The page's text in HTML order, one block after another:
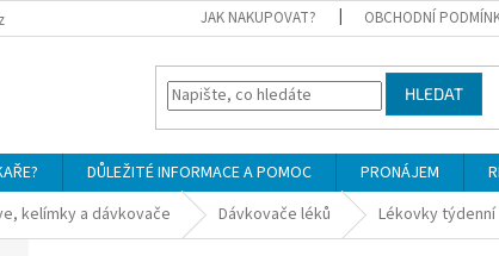
JAK NAKUPOVAT? OBCHODNÍ
HLEDAT
DŮLEŽITÉ INFORMACE A POMOC PRONÁJEM
kelímky a dávkovače Dávkovače léků Lékovky týdenní